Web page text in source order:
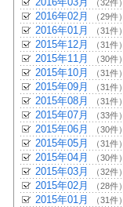
（32件）
2016年02月 （29件）
2016年01月 （31件）
2015年12月 （31件）
2015年11月 （30件）
2015年10月 （31件）
2015年09月 （31件）
2015年08月 （31件）
2015年07月 （33件）
2015年06月 （30件）
2015年05月 （31件）
2015年04月 （30件）
2015年03月 （32件）
2015年02月 （28件）
2015年01月 （31件）